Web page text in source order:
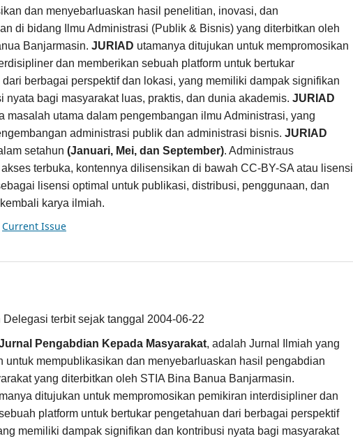
dan menyebarluaskan hasil penelitian, inovasi, dan
di bidang Ilmu Administrasi (Publik & Bisnis) yang diterbitkan oleh
Banjarmasin. JURIAD utamanya ditujukan untuk mempromosikan
dan memberikan sebuah platform untuk bertukar
berbagai perspektif dan lokasi, yang memiliki dampak signifikan
nyata bagi masyarakat luas, praktis, dan dunia akademis. JURIAD
masalah utama dalam pengembangan ilmu Administrasi, yang
administrasi publik dan administrasi bisnis. JURIAD
setahun (Januari, Mei, dan September). Administraus
terbuka, kontennya dilisensikan di bawah CC-BY-SA atau lisensi
lisensi optimal untuk publikasi, distribusi, penggunaan, dan
karya ilmiah.
Current Issue
Delegasi terbit sejak tanggal 2004-06-22
Pengabdian Kepada Masyarakat, adalah Jurnal Ilmiah yang
untuk mempublikasikan dan menyebarluaskan hasil pengabdian
yang diterbitkan oleh STIA Bina Banua Banjarmasin.
ditujukan untuk mempromosikan pemikiran interdisipliner dan
platform untuk bertukar pengetahuan dari berbagai perspektif
memiliki dampak signifikan dan kontribusi nyata bagi masyarakat